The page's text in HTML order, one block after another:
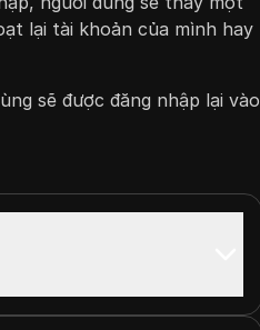
lại tài khoản của mình hay
sẽ được đăng nhập lại vào